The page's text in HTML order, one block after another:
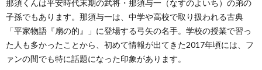
那須くんは平安時代末期の武将・那須与一（なすのよいち）の弟の
子孫でもあります。那須与一は、中学や高校で取り扱われる古典
「平家物語『扇の的』」に登場する弓矢の名手。学校の授業で習っ
た人も多かったことから、初めて情報が出てきた2017年頃には、フ
ァンの間でも特に話題になった印象があります。